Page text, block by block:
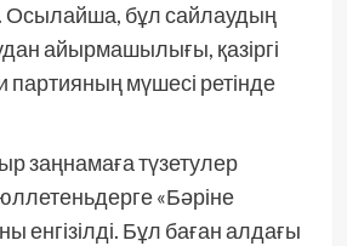
Осылайша, бұл сайлаудың
айырмашылығы, қазіргі
партияның мүшесі ретінде
заңнамаға түзетулер
«Бәріне
енгізілді. Бұл баған алдағы